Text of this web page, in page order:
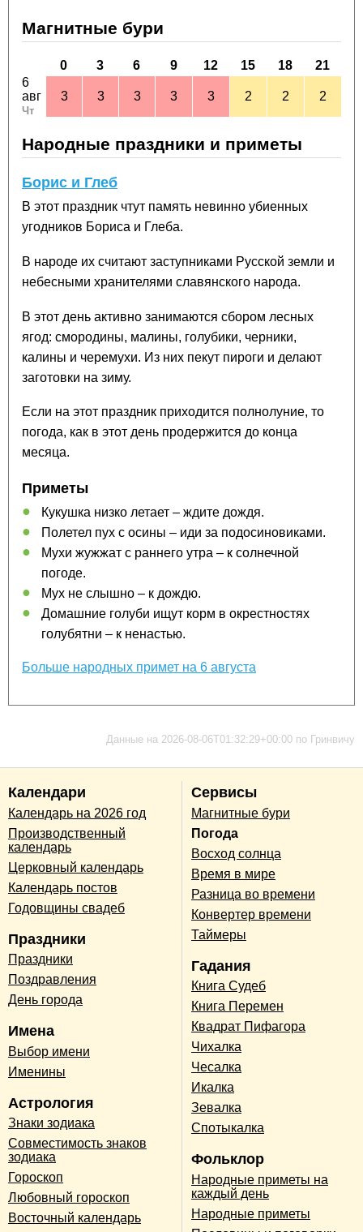
Магнитные бури
0 3 6 9 12 15 18
21
6
авг
Чт
3 3 3 3 3 2 2 2
Народные праздники и приметы
Борис и Глеб
В этот праздник чтут память невинно убиенных
угодников Бориса и Глеба.
В народе их считают заступниками Русской земли и
небесными хранителями славянского народа.
В этот день активно занимаются сбором лесных
ягод: смородины, малины, голубики, черники,
калины и черемухи. Из них пекут пироги и делают
заготовки на зиму.
Если на этот праздник приходится полнолуние, то
погода, как в этот день продержится до конца
месяца.
Приметы
Кукушка низко летает – ждите дождя.
Полетел пух с осины – иди за подосиновиками.
Мухи жужжат с раннего утра – к солнечной
погоде.
Мух не слышно – к дождю.
Домашние голуби ищут корм в окрестностях
голубятни – к ненастью.
Больше народных примет на 6 августа
Данные на 2026-08-06T01:32:29+00:00 по Гринвичу
Календари
Календарь на 2026 год
Производственный
календарь
Церковный календарь
Календарь постов
Годовщины свадеб
Праздники
Праздники
Поздравления
День города
Имена
Выбор имени
Именины
Астрология
Знаки зодиака
Совместимость знаков
зодиака
Гороскоп
Любовный гороскоп
Восточный календарь
Сервисы
Магнитные бури
Погода
Восход солнца
Время в мире
Разница во времени
Конвертер времени
Таймеры
Гадания
Книга Судеб
Книга Перемен
Квадрат Пифагора
Чихалка
Чесалка
Икалка
Зевалка
Спотыкалка
Фольклор
Народные приметы на
каждый день
Народные приметы